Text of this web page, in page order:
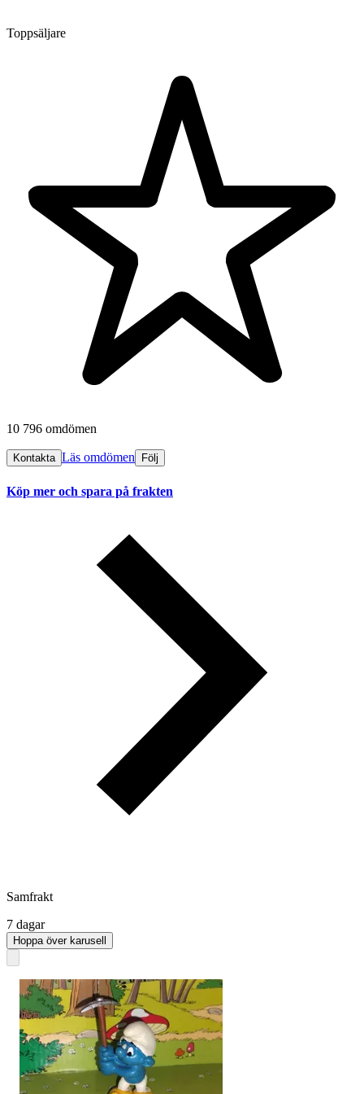
Toppsäljare
10 796 omdömen
Kontakta Läs omdömen Följ
Köp mer och spara på frakten
Samfrakt
7 dagar
Hoppa över karusell